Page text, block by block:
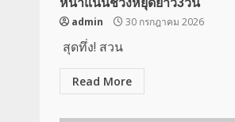
admin 30 กรกฎาคม 2026
สุดทึ่ง! สวน
Read More